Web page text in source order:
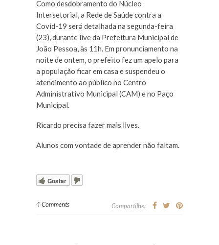
Como desdobramento do Núcleo
Intersetorial, a Rede de Saúde contra a
Covid-19 será detalhada na segunda-feira
(23), durante live da Prefeitura Municipal de
João Pessoa, às 11h. Em pronunciamento na
noite de ontem, o prefeito fez um apelo para
a população ficar em casa e suspendeu o
atendimento ao público no Centro
Administrativo Municipal (CAM) e no Paço
Municipal.
Ricardo precisa fazer mais lives.
Alunos com vontade de aprender não faltam.
Gostar
4 Comments Compartilhe: